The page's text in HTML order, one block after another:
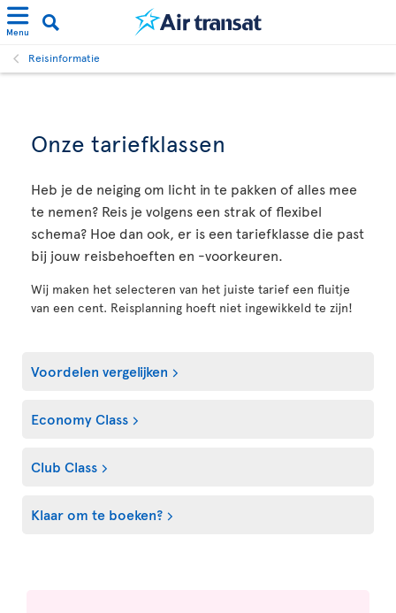
Menu
Reisinformatie
Onze tariefklassen
Heb je de neiging om licht in te pakken of alles mee
te nemen? Reis je volgens een strak of flexibel
schema? Hoe dan ook, er is een tariefklasse die past
bij jouw reisbehoeften en -voorkeuren.
Wij maken het selecteren van het juiste tarief een fluitje
van een cent. Reisplanning hoeft niet ingewikkeld te zijn!
Voordelen vergelijken
Economy Class
Club Class
Klaar om te boeken?